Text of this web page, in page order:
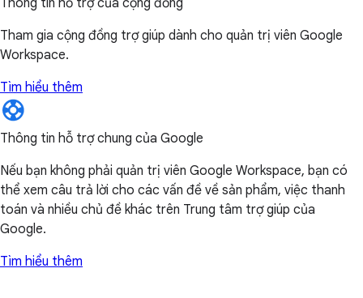
Tham gia cộng đồng trợ giúp dành cho quản trị viên Google
Workspace.
Tìm hiểu thêm
Thông tin hỗ trợ chung của Google
Nếu bạn không phải quản trị viên Google Workspace, bạn có
thể xem câu trả lời cho các vấn đề về sản phẩm, việc thanh
toán và nhiều chủ đề khác trên Trung tâm trợ giúp của
Google.
Tìm hiểu thêm